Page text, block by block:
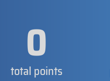
0
total points